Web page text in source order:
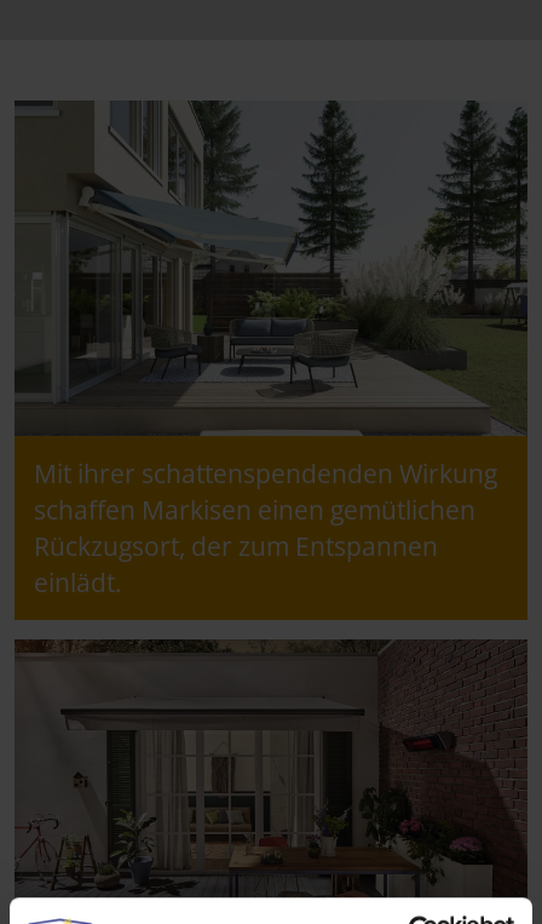
Mit ihrer schattenspendenden Wirkung
schaffen Markisen einen gemütlichen
Rückzugsort, der zum Entspannen
einlädt.